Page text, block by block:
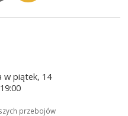
w piątek, 14
przebojów